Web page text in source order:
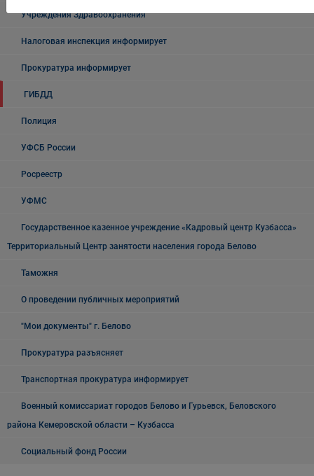
Учреждения Здравоохранения
Налоговая инспекция информирует
Прокуратура информирует
ГИБДД
Полиция
УФСБ России
Росреестр
УФМС
Государственное казенное учреждение «Кадровый центр Кузбасса»
Территориальный Центр занятости населения города Белово
Таможня
О проведении публичных мероприятий
"Мои документы" г. Белово
Прокуратура разъясняет
Транспортная прокуратура информирует
Военный комиссариат городов Белово и Гурьевск, Беловского
района Кемеровской области – Кузбасса
Социальный фонд России